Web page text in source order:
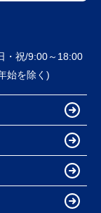
・祝/9:00～18:00
始を除く)